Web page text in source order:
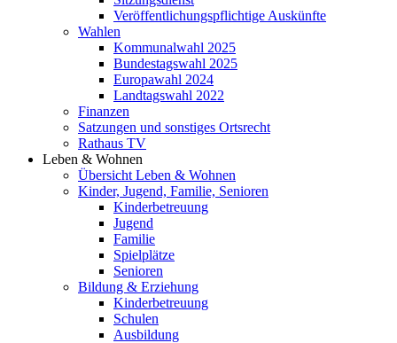
Veröffentlichungspflichtige Auskünfte
Wahlen
Kommunalwahl 2025
Bundestagswahl 2025
Europawahl 2024
Landtagswahl 2022
Finanzen
Satzungen und sonstiges Ortsrecht
Rathaus TV
Leben & Wohnen
Übersicht Leben & Wohnen
Kinder, Jugend, Familie, Senioren
Kinderbetreuung
Jugend
Familie
Spielplätze
Senioren
Bildung & Erziehung
Kinderbetreuung
Schulen
Ausbildung